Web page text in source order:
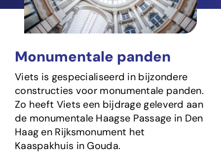
Monumentale panden
Viets is gespecialiseerd in bijzondere
constructies voor monumentale panden.
Zo heeft Viets een bijdrage geleverd aan
de monumentale Haagse Passage in Den
Haag en Rijksmonument het
Kaaspakhuis in Gouda.